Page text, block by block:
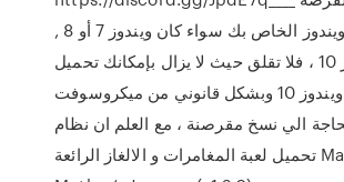
لترقية نظام ويندوز الخاص بك سواء كان ويندوز 7 أو 8 ,
8.1 الي ويندوز 10 ، فلا تقلق حيث لا يزال بإمكانك تحميل
والترقية الي ويندوز 10 وبشكل قانوني من ميكروسوفت
الي نسخ مقرصنة ، مع العلم ان نظام
تحميل لعبة المغامرات و الالغاز الرائعة Macrotis: A